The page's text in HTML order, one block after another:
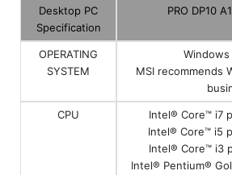
Desktop PC
Specification
PRO DP10
OPERATING
SYSTEM
Windows
MSI recommends
CPU
Intel® Core™ i7
Intel® Core™ i5
Intel® Core™ i3
Intel® Pentium®